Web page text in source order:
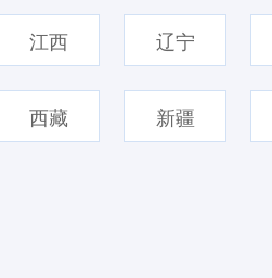
江西 辽宁
西藏 新疆